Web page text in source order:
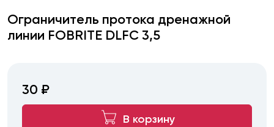
Ограничитель протока дренажной
линии FOBRITE DLFC 3,5
30 ₽
В корзину